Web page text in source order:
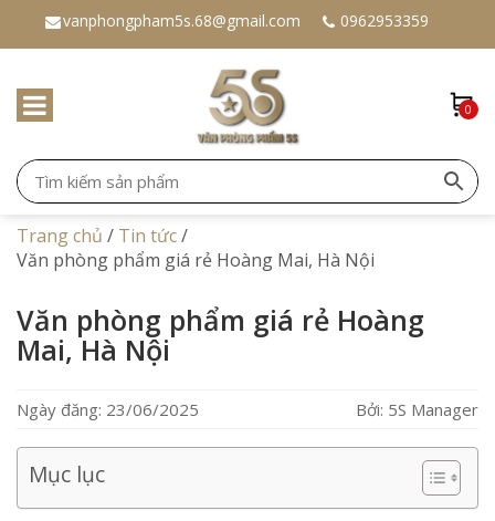
vanphongpham5s.68@gmail.com 0962953359
0
Trang chủ / Tin tức/
Văn phòng phẩm giá rẻ Hoàng Mai, Hà Nội
Văn phòng phẩm giá rẻ Hoàng
Mai, Hà Nội
Ngày đăng: 23/06/2025 Bởi: 5S Manager
Mục lục